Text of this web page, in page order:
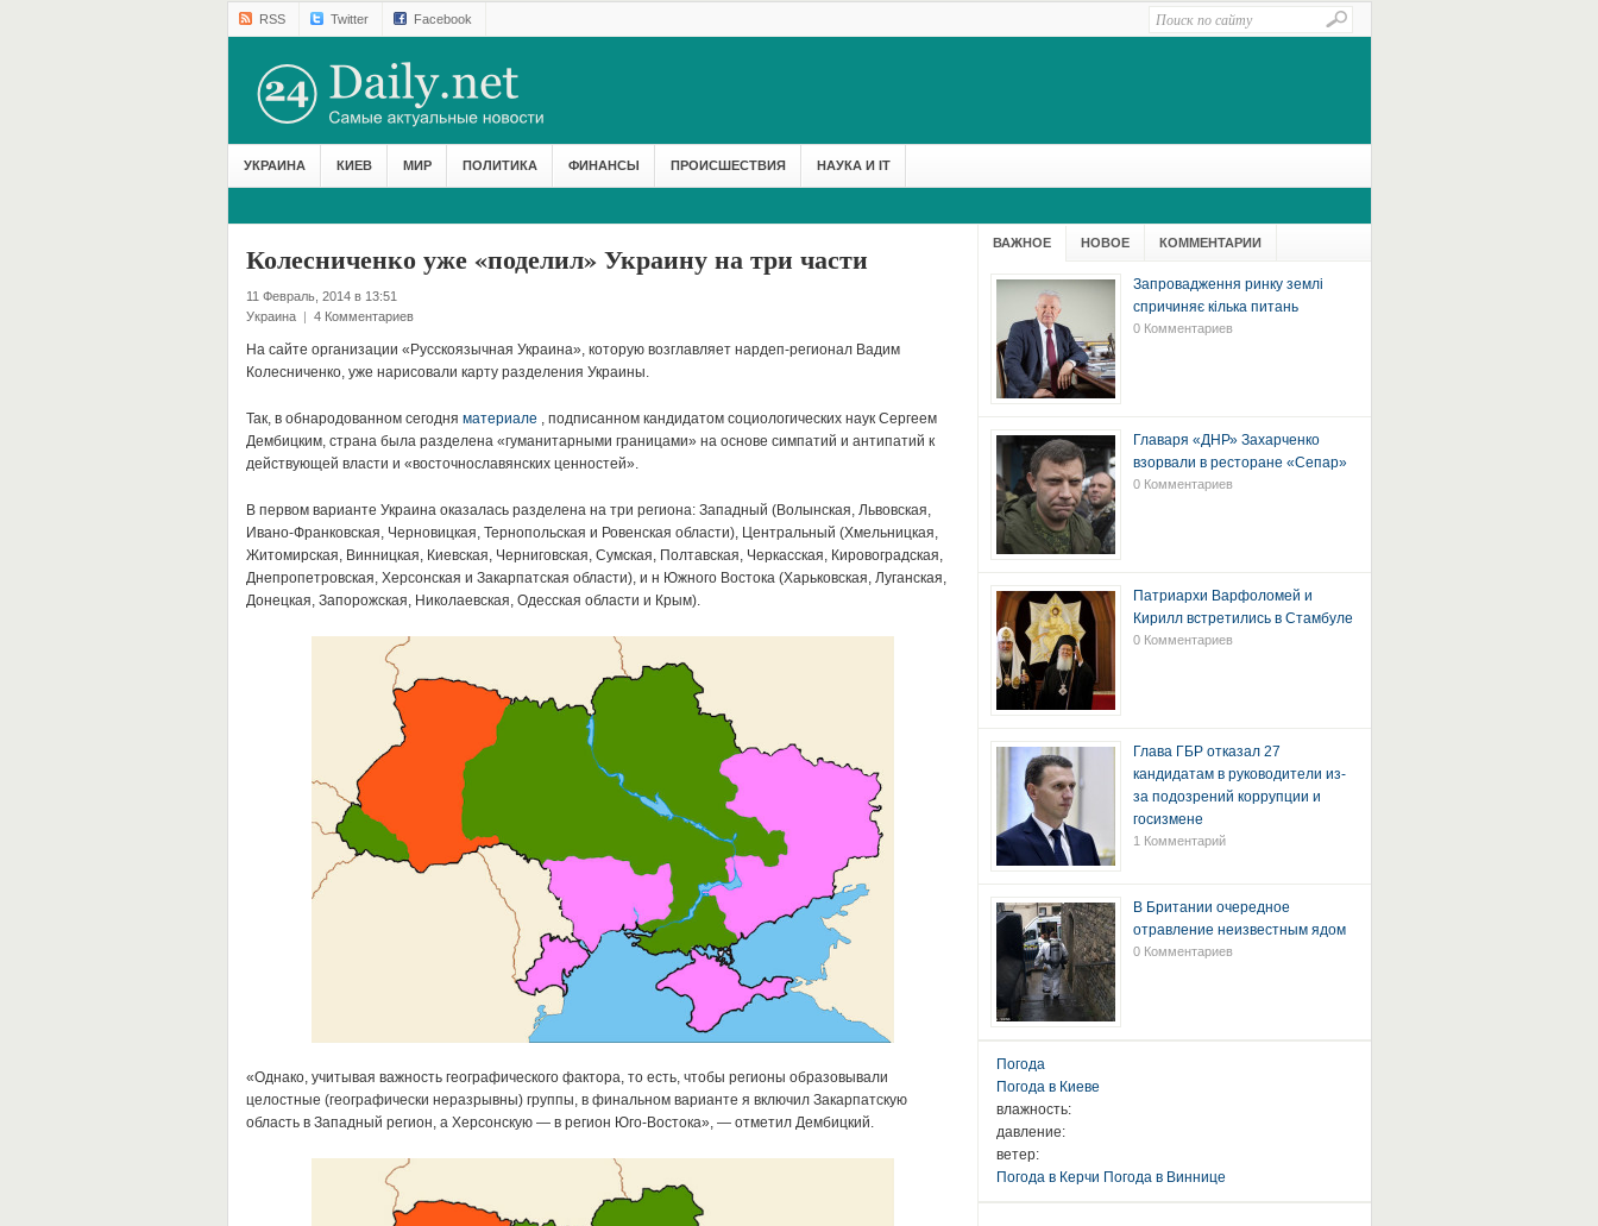
RSS Twitter Facebook
УКРАИНА КИЕВ МИР ПОЛИТИКА ФИНАНСЫ ПРОИСШЕСТВИЯ НАУКА И IT
Колесниченко уже «поделил» Украину на три части
11 Февраль, 2014 в 13:51
Украина
| 4 Комментариев
На сайте организации «Русскоязычная Украина», которую возглавляет нардеп-регионал Вадим
Колесниченко, уже нарисовали карту разделения Украины.
Так, в обнародованном сегодня материале , подписанном кандидатом социологических наук Сергеем
Дембицким, страна была разделена «гуманитарными границами» на основе симпатий и антипатий к
действующей власти и «восточнославянских ценностей».
В первом варианте Украина оказалась разделена на три региона: Западный (Волынская, Львовская,
Ивано-Франковская, Черновицкая, Тернопольская и Ровенская области), Центральный (Хмельницкая,
Житомирская, Винницкая, Киевская, Черниговская, Сумская, Полтавская, Черкасская, Кировоградская,
Днепропетровская, Херсонская и Закарпатская области), и н Южного Востока (Харьковская, Луганская,
Донецкая, Запорожская, Николаевская, Одесская области и Крым).
«Однако, учитывая важность географического фактора, то есть, чтобы регионы образовывали
целостные (географически неразрывны) группы, в финальном варианте я включил Закарпатскую
область в Западный регион, а Херсонскую — в регион Юго-Востока», — отметил Дембицкий.
ВАЖНОЕ НОВОЕ КОММЕНТАРИИ
Запровадження ринку землі
спричиняє кілька питань
0 Комментариев
Главаря «ДНР» Захарченко
взорвали в ресторане «Сепар»
0 Комментариев
Патриархи Варфоломей и
Кирилл встретились в Стамбуле
0 Комментариев
Глава ГБР отказал 27
кандидатам в руководители из-
за подозрений коррупции и
госизмене
1 Комментарий
В Британии очередное
отравление неизвестным ядом
0 Комментариев
Погода
Погода в Киеве
влажность:
давление:
ветер:
Погода в Керчи Погода в Виннице